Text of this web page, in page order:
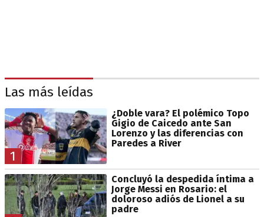
Las más leídas
1
¿Doble vara? El polémico Topo
Gigio de Caicedo ante San
Lorenzo y las diferencias con
Paredes a River
Concluyó la despedida íntima a
Jorge Messi en Rosario: el
doloroso adiós de Lionel a su
padre